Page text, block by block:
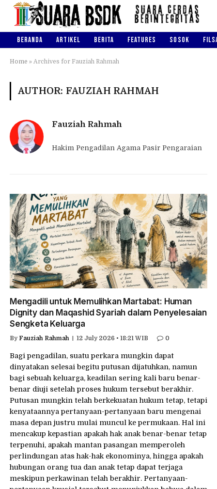
BERANDA ARTIKEL BERITA FEATURES SOSOK
Home » Archives for Fauziah Rahmah
AUTHOR: FAUZIAH RAHMAH
Fauziah Rahmah
Hakim Pengadilan Agama Pasir Pengaraian
Mengadili untuk Memulihkan Martabat: Human
Dignity dan Maqashid Syariah dalam Penyelesaian
Sengketa Keluarga
By Fauziah Rahmah 12 July 2026 • 18:21 WIB 0
Bagi pengadilan, suatu perkara mungkin dapat
dinyatakan selesai begitu putusan dijatuhkan, namun
bagi sebuah keluarga, keadilan sering kali baru benar-
benar diuji setelah proses hukum tersebut berakhir.
Putusan mungkin telah berkekuatan hukum tetap, tetapi
kenyataannya pertanyaan-pertanyaan baru mengenai
masa depan justru mulai muncul ke permukaan. Hal ini
mencakup kepastian apakah hak anak benar-benar tetap
terpenuhi, apakah mantan pasangan memperoleh
perlindungan atas hak-hak ekonominya, hingga apakah
hubungan orang tua dan anak tetap dapat terjaga
meskipun perkawinan telah berakhir. Pertanyaan-